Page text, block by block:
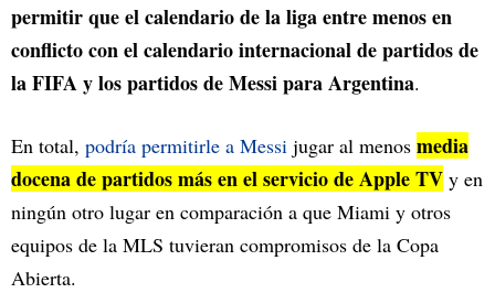
permitir que el calendario de la liga entre menos en
conflicto con el calendario internacional de partidos de
la FIFA y los partidos de Messi para Argentina.
En total, podría permitirle a Messi jugar al menos media
docena de partidos más en el servicio de Apple TV y en
ningún otro lugar en comparación a que Miami y otros
equipos de la MLS tuvieran compromisos de la Copa
Abierta.